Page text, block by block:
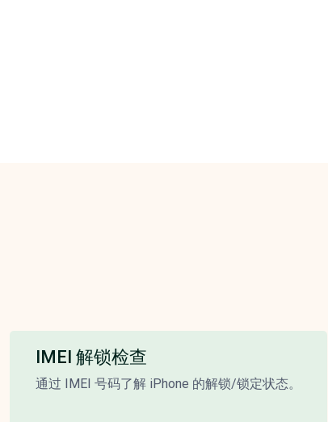
IMEI 解锁检查
通过 IMEI 号码了解 iPhone 的解锁/锁定状态。